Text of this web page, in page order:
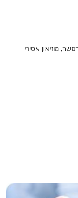
מוזיאון אסירי